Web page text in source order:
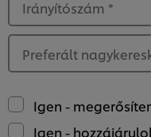
Irányítószám *
Preferált
Igen -